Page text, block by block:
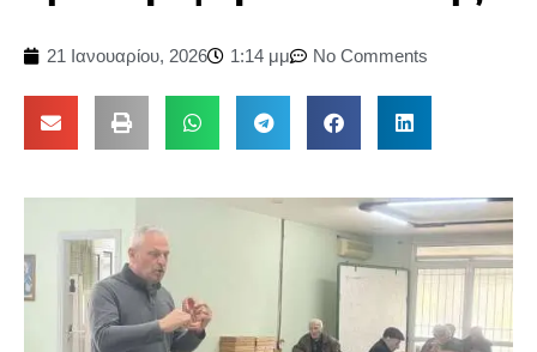
21 Ιανουαρίου, 2026 1:14 μμ No Comments